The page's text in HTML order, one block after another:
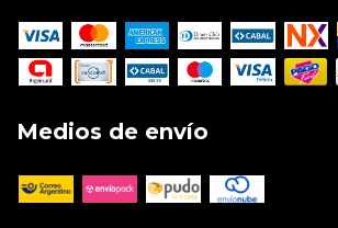
Medios de envío